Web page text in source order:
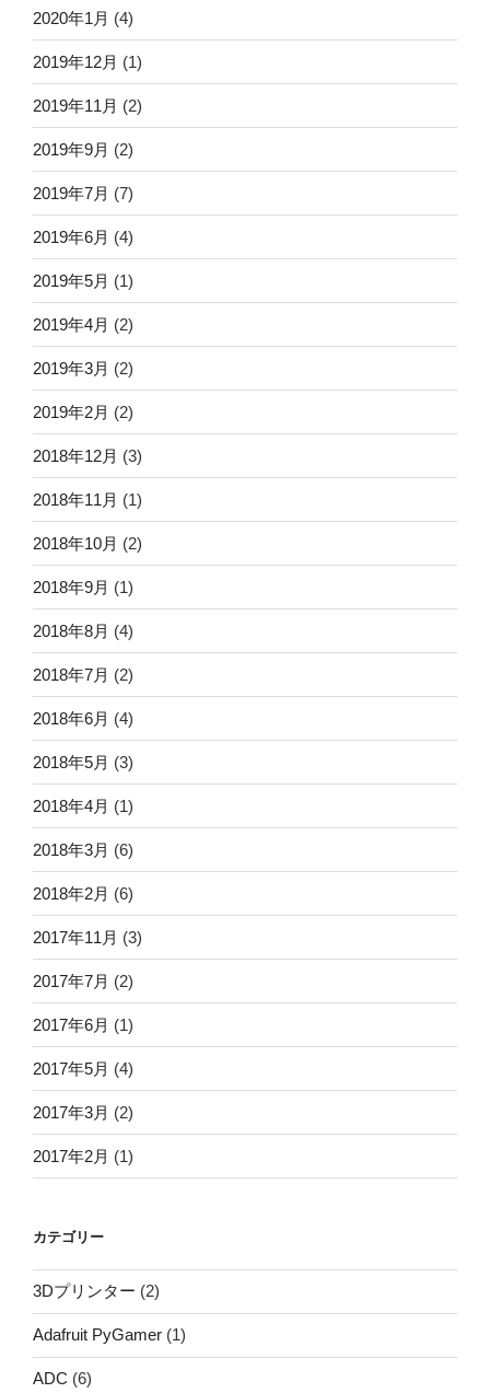
2020年1月 (4)
2019年12月 (1)
2019年11月 (2)
2019年9月 (2)
2019年7月 (7)
2019年6月 (4)
2019年5月 (1)
2019年4月 (2)
2019年3月 (2)
2019年2月 (2)
2018年12月 (3)
2018年11月 (1)
2018年10月 (2)
2018年9月 (1)
2018年8月 (4)
2018年7月 (2)
2018年6月 (4)
2018年5月 (3)
2018年4月 (1)
2018年3月 (6)
2018年2月 (6)
2017年11月 (3)
2017年7月 (2)
2017年6月 (1)
2017年5月 (4)
2017年3月 (2)
2017年2月 (1)
カテゴリー
3Dプリンター (2)
Adafruit PyGamer (1)
ADC (6)